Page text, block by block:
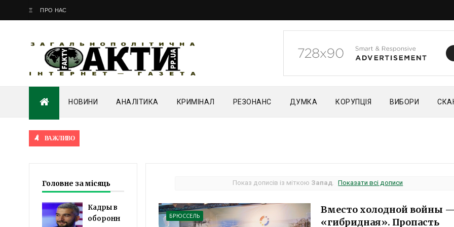
Ξ ПРО НАС
НОВИНИ АНАЛІТИКА КРИМІНАЛ РЕЗОНАНС ДУМКА КОРУПЦІЯ ВИБОРИ
ВАЖЛИВО
Головне за місяць
Кадры в
оборонн
Показ дописів із міткою Запад Показати всі дописи
БРЮССЕЛЬ
Вместо холодной войны
«гибридная». Пропасть